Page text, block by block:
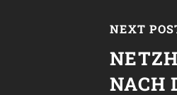
NEXT
NACH